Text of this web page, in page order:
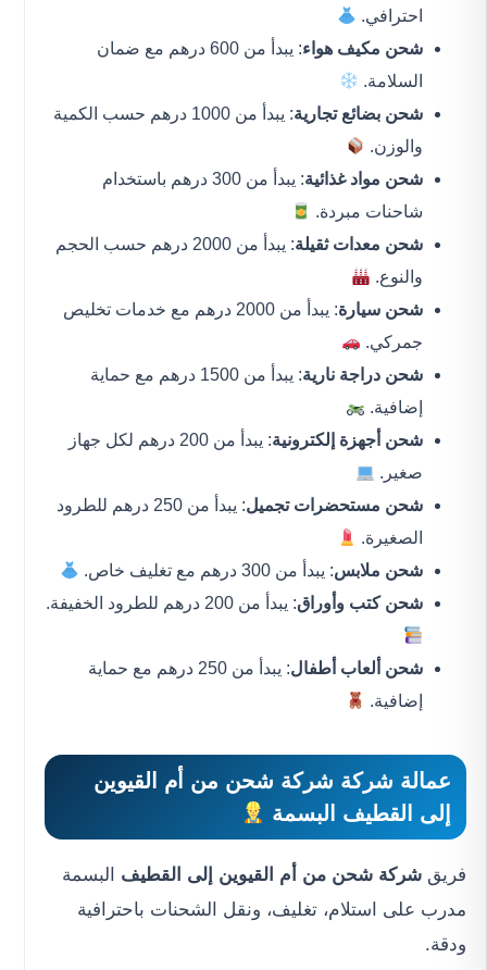
احترافي.
شحن مكيف هواء
: يبدأ من 600 درهم مع ضمان
السلامة.
شحن بضائع تجارية
: يبدأ من 1000 درهم حسب الكمية
والوزن.
شحن مواد غذائية
: يبدأ من 300 درهم باستخدام
شاحنات مبردة.
شحن معدات ثقيلة
: يبدأ من 2000 درهم حسب الحجم
والنوع.
شحن سيارة
: يبدأ من 2000 درهم مع خدمات تخليص
جمركي.
شحن دراجة نارية
: يبدأ من 1500 درهم مع حماية
إضافية.
شحن أجهزة إلكترونية
: يبدأ من 200 درهم لكل جهاز
صغير.
شحن مستحضرات تجميل
: يبدأ من 250 درهم للطرود
الصغيرة.
شحن ملابس: يبدأ من 300 درهم مع تغليف خاص.
شحن كتب وأوراق: يبدأ من 200 درهم للطرود الخفيفة.
شحن ألعاب أطفال
: يبدأ من 250 درهم مع حماية
إضافية.
عمالة شركة شركة شحن من أم القيوين
إلى القطيف البسمة
فريق شركة شحن من أم القيوين إلى القطيف البسمة
مدرب على استلام، تغليف، ونقل الشحنات باحترافية
ودقة.